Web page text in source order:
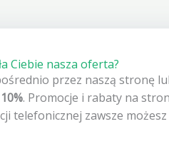
Ciebie nasza oferta?
przez naszą stronę
. Promocje i rabaty na
telefonicznej zawsze